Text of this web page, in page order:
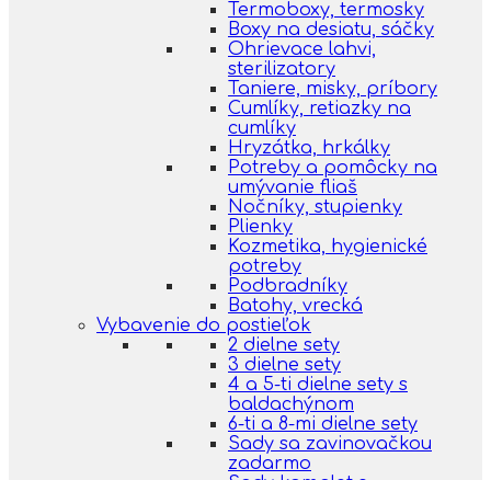
Termoboxy, termosky
Boxy na desiatu, sáčky
Ohrievace lahvi,
sterilizatory
Taniere, misky, príbory
Cumlíky, retiazky na
cumlíky
Hryzátka, hrkálky
Potreby a pomôcky na
umývanie fliaš
Nočníky, stupienky
Plienky
Kozmetika, hygienické
potreby
Podbradníky
Batohy, vrecká
Vybavenie do postieľok
2 dielne sety
3 dielne sety
4 a 5-ti dielne sety s
baldachýnom
6-ti a 8-mi dielne sety
Sady sa zavinovačkou
zadarmo